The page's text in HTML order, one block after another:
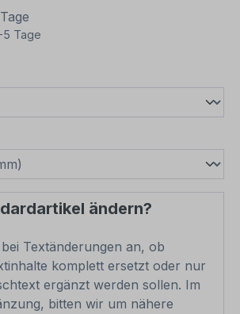
Tage
ändern?
Textänderungen an, ob
komplett ersetzt oder nur
ergänzt werden sollen. Im
bitten wir um nähere